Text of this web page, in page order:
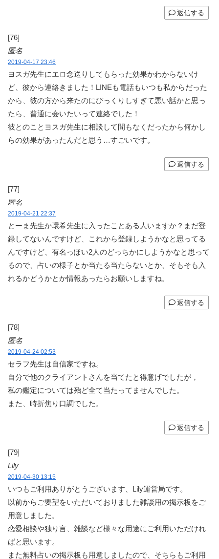
返信する
[76]
匿名
2019-04-17 23:46
ヨスガ先生にエロ念送りしてもらった効果かわからないけ
ど、彼から連絡きました！LINEも電話もいつも私からだった
から、彼の方から来たのにびっくりしすぎて悪い話かと思っ
たら、普通に会いたいって連絡でした！
彼とのことヨスガ先生に相談して間もなくだったから何かし
らの効果があったんだと思う…すごいです。
返信する
[77]
匿名
2019-04-21 22:37
とーま先生か環希先生に入ったことある人いますか？まだ登
録してないんですけど、これから登録しようかなと思ってる
んですけど、有名っぽい2人のどっちかにしようかなと思って
るので、占いの様子とか当たる当たらないとか、そもそも入
れるかどうかとか情報あったらお願いしますね。
返信する
[78]
匿名
2019-04-24 02:53
セラフ先生は自信家ですね。
自分で他のクライアントさんを当てたと得意げでしたが，
私の鑑定については殆ど全て当たってませんでした。
また、時折焦り口調でした。
返信する
[79]
Lily
2019-04-30 13:15
いつもご利用ありがとうございます、Lily運営局です。
以前からご要望をいただいておりました雑談用の掲示板をご
用意しました。
恋愛相談や独り言、雑談など様々な用途にご利用いただけれ
ばと思います。
また無料占いの掲示板も用意しましたので、そちらもご利用